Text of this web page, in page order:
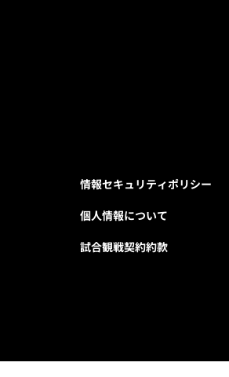
情報セキュリティポリシー
個人情報について
試合観戦契約約款